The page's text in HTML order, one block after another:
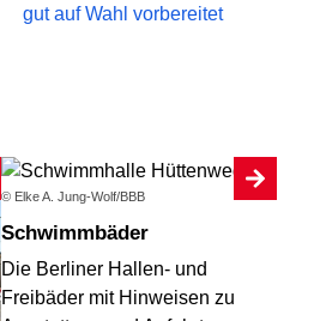
gut auf Wahl vorbereitet
© Elke A. Jung-Wolf/BBB
Schwimmbäder
Die Berliner Hallen- und
Freibäder mit Hinweisen zu